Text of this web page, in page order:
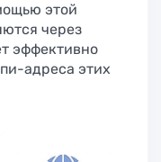
этой
через
эффективно
адреса этих